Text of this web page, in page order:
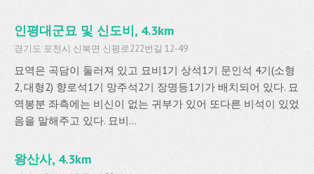
인평대군묘 및 신도비, 4.3km
경기도 포천시 신북면 신평로222번길 12-49
묘역은 곡담이 둘러져 있고 묘비1기 상석1기 문인석 4기(소형
2, 대형2) 향로석1기 망주석2기 장명등1기가 배치되어 있다. 묘
역봉분 좌측에는 비신이 없는 귀부가 있어 또다른 비석이 있었
음을 말해주고 있다. 묘비...
왕산사, 4.3km